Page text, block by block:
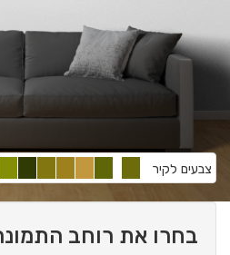
צבעים לקיר
בחרו את רוחב